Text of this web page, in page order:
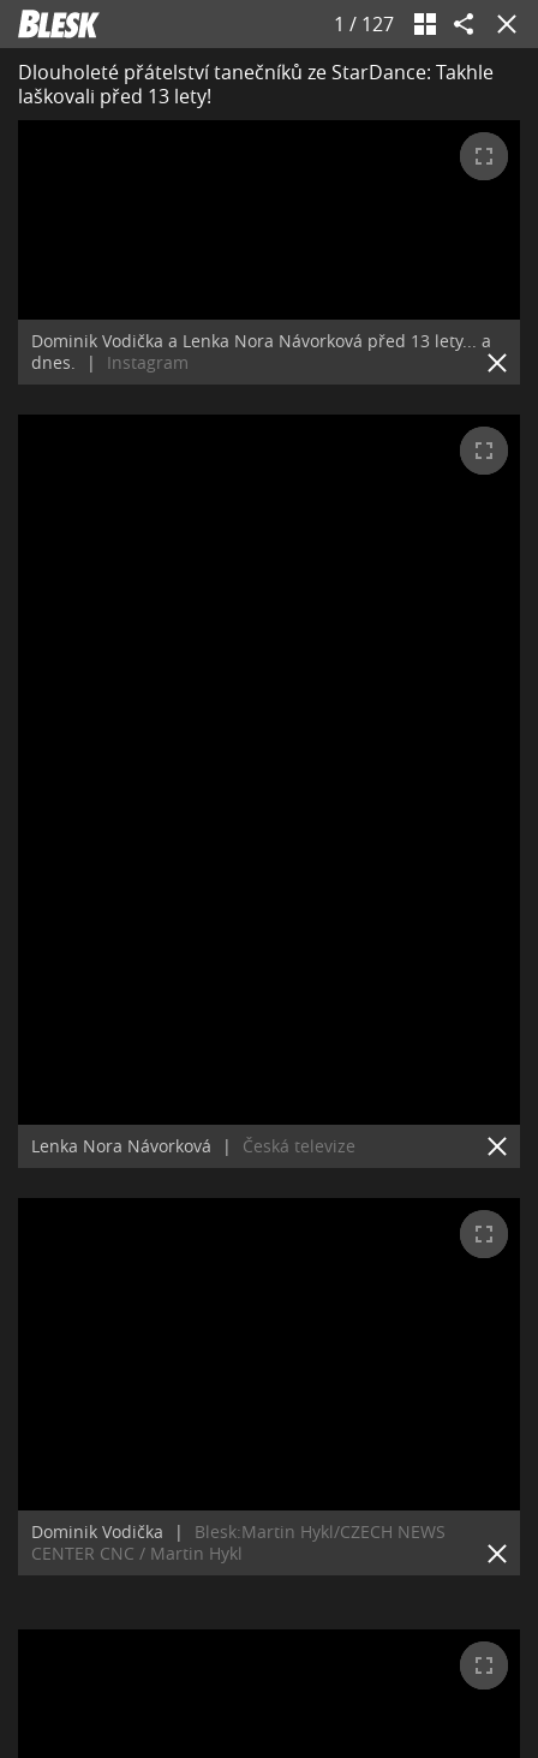
1 / 127
Dlouholeté přátelství tanečníků ze StarDance: Takhle
laškovali před 13 lety!
Dominik Vodička a Lenka Nora Návorková před 13 lety... a
dnes.
| Instagram
Lenka Nora Návorková | Česká televize
Dominik Vodička |
Blesk:Martin Hykl/CZECH NEWS
CENTER CNC / Martin Hykl